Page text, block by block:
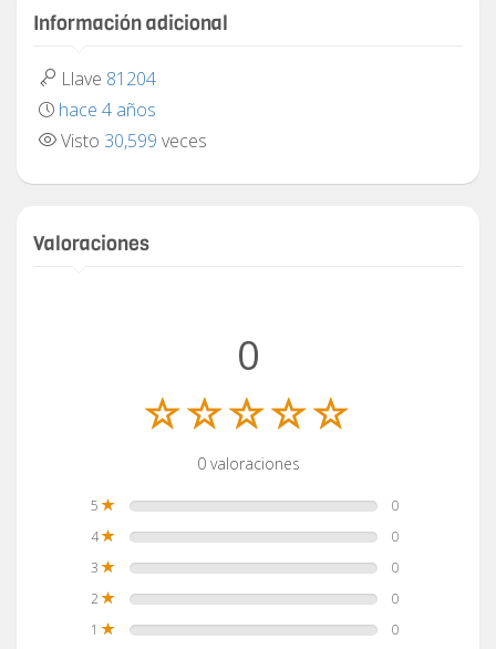
Información adicional
Llave 81204
hace 4 años
Visto 30,599 veces
Valoraciones
0
0 valoraciones
5
0
4
0
3
0
2
0
1
0